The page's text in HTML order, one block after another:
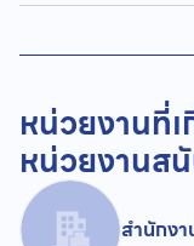
หน่วยงานที่
หน่วยงานส
สำนักง